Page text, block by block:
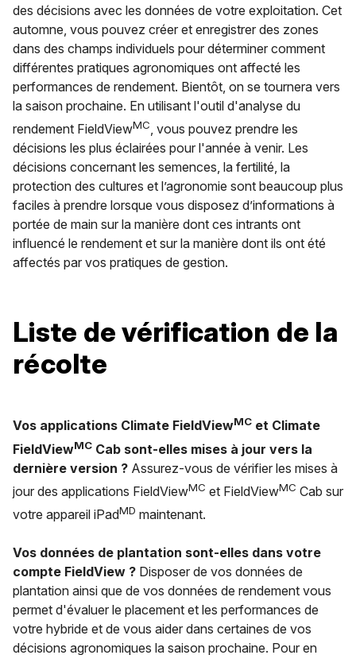
des décisions avec les données de votre exploitation. Cet
automne, vous pouvez créer et enregistrer des zones
dans des champs individuels pour déterminer comment
différentes pratiques agronomiques ont affecté les
performances de rendement. Bientôt, on se tournera vers
la saison prochaine. En utilisant l'outil d'analyse du
rendement FieldViewMC , vous pouvez prendre les
décisions les plus éclairées pour l'année à venir. Les
décisions concernant les semences, la fertilité, la
protection des cultures et l’agronomie sont beaucoup plus
faciles à prendre lorsque vous disposez d’informations à
portée de main sur la manière dont ces intrants ont
influencé le rendement et sur la manière dont ils ont été
affectés par vos pratiques de gestion.
Liste de vérification de la
récolte
Vos applications Climate FieldViewMC et Climate
FieldViewMC Cab sont-elles mises à jour vers la
dernière version ? Assurez-vous de vérifier les mises à
jour des applications FieldViewMC et FieldViewMC Cab sur
votre appareil iPadMD maintenant.
Vos données de plantation sont-elles dans votre
compte FieldView ? Disposer de vos données de
plantation ainsi que de vos données de rendement vous
permet d'évaluer le placement et les performances de
votre hybride et de vous aider dans certaines de vos
décisions agronomiques la saison prochaine. Pour en